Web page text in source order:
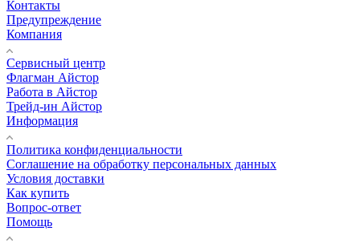
Контакты
Предупреждение
Компания
Сервисный центр
Флагман Айстор
Работа в Айстор
Трейд-ин Айстор
Информация
Политика конфиденциальности
Соглашение на обработку персональных данных
Условия доставки
Как купить
Вопрос-ответ
Помощь